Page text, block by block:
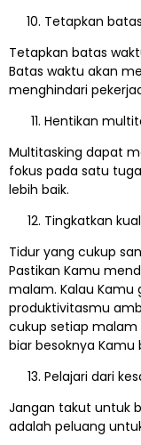
Tetapkan
Tetapkan batas
Batas waktu akan
menghindari
Hentikan
Multitasking dapat
fokus pada satu
lebih baik.
Tingkatkan
Tidur yang cukup
Pastikan Kamu
malam. Kalau Kamu
produktivitasmu
cukup setiap malam
biar besoknya
Pelajari dari
Jangan takut untuk
adalah peluang